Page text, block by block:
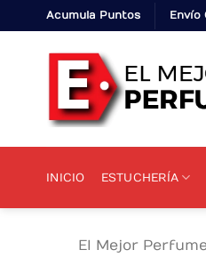
to
content
Acumula Puntos Envío
INICIO ESTUCHERÍA
El Mejor